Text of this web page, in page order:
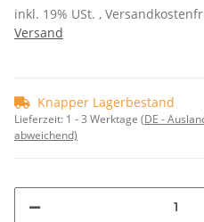
inkl. 19% USt. ,
Versand
Knapper Lagerbestand
Lieferzeit: 1 - 3 Werktage (DE -
abweichend)